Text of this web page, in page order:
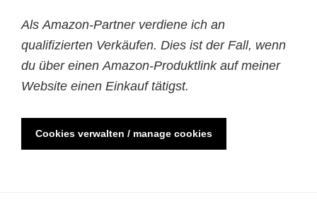
Als Amazon-Partner verdiene ich an
qualifizierten Verkäufen. Dies ist der Fall, wenn
du über einen Amazon-Produktlink auf meiner
Website einen Einkauf tätigst.
Cookies verwalten / manage cookies